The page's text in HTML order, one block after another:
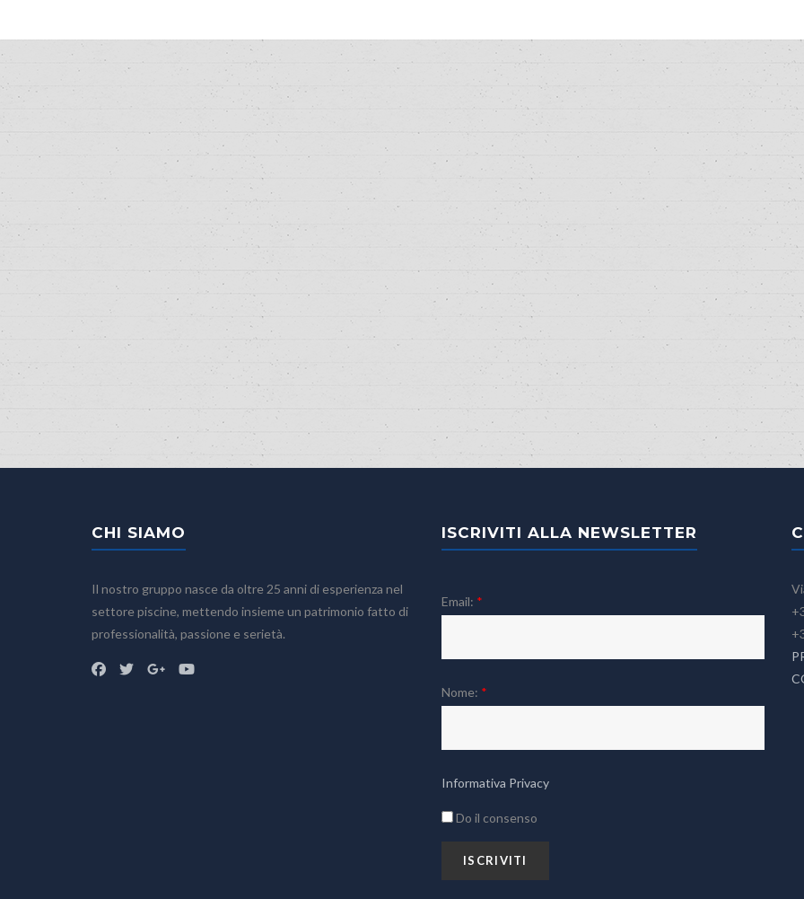
CHI SIAMO
Il nostro gruppo nasce da oltre 25 anni di esperienza nel
settore piscine, mettendo insieme un patrimonio fatto di
professionalità, passione e serietà.
ISCRIVITI ALLA NEWSLETTER
Email: *
Nome: *
Informativa Privacy
Do il consenso